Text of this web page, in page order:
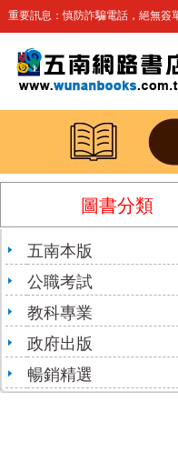
重要訊息：慎防詐騙電話，絕無簽
圖書分類
五南本版
公職考試
教科專業
政府出版
暢銷精選